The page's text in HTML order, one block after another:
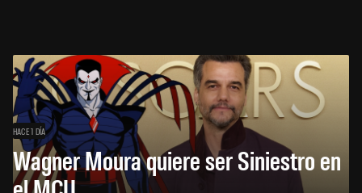
HACE 1 DÍA
Wagner Moura quiere ser Siniestro en